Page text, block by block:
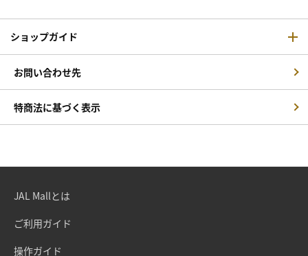
ショップガイド
お問い合わせ先
特商法に基づく表示
JAL Mallとは
ご利用ガイド
操作ガイド